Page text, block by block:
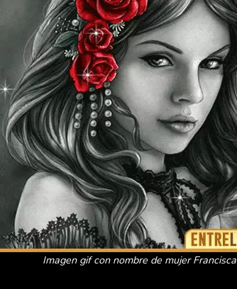
Imagen gif con nombre de mujer Francisca